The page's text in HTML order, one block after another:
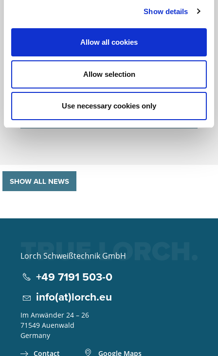
Show details
Allow all cookies
Allow selection
Use necessary cookies only
TRADE FAIR
GLOBAL INDUSTRIE, Paris
Read more
SHOW ALL NEWS
Lorch Schweißtechnik GmbH
+49 7191 503-0
info(at)lorch.eu
Im Anwänder 24 – 26
71549 Auenwald
Germany
Contact
Google Maps